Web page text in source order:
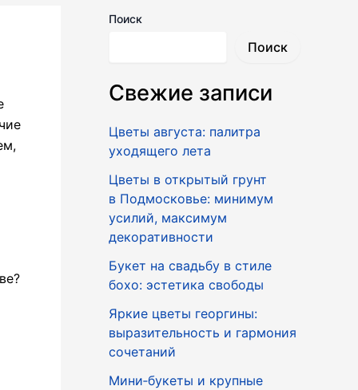
Поиск
Поиск
Свежие записи
Цветы августа: палитра
уходящего лета
Цветы в открытый грунт
в Подмосковье: минимум
усилий, максимум
декоративности
Букет на свадьбу в стиле
бохо: эстетика свободы
Яркие цветы георгины:
выразительность и гармония
сочетаний
Мини‑букеты и крупные